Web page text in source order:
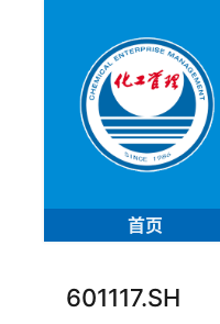
首页
601117.SH